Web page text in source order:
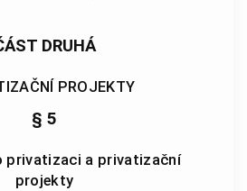
DRUHÁ
PROJEKTY
§ 5
privatizaci a privatizační
projekty